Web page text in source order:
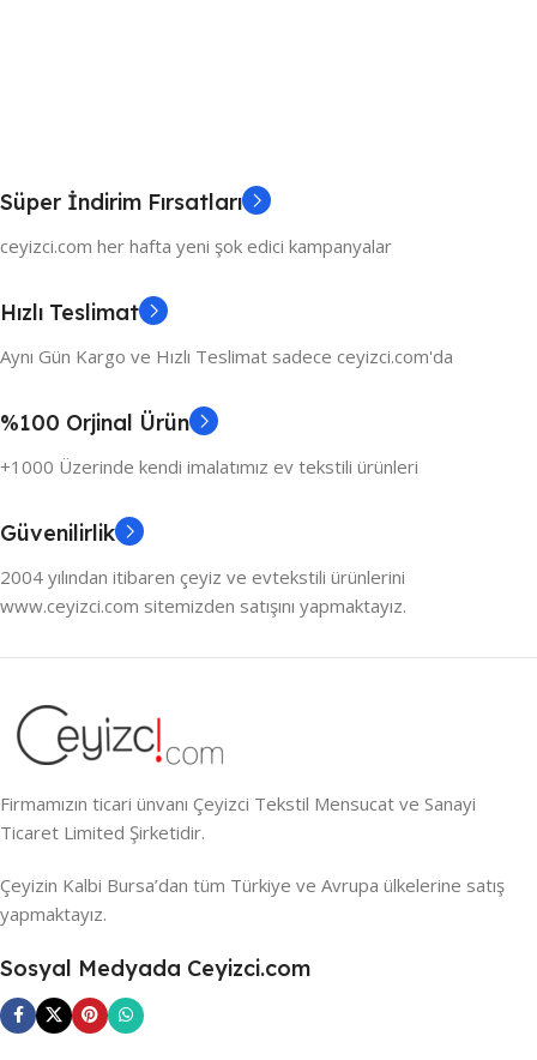
Süper İndirim Fırsatları
ceyizci.com her hafta yeni şok edici kampanyalar
Hızlı Teslimat
Aynı Gün Kargo ve Hızlı Teslimat sadece ceyizci.com'da
%100 Orjinal Ürün
+1000 Üzerinde kendi imalatımız ev tekstili ürünleri
Güvenilirlik
2004 yılından itibaren çeyiz ve evtekstili ürünlerini
www.ceyizci.com sitemizden satışını yapmaktayız.
Firmamızın ticari ünvanı Çeyizci Tekstil Mensucat ve Sanayi
Ticaret Limited Şirketidir.
Çeyizin Kalbi Bursa’dan tüm Türkiye ve Avrupa ülkelerine satış
yapmaktayız.
Sosyal Medyada Ceyizci.com